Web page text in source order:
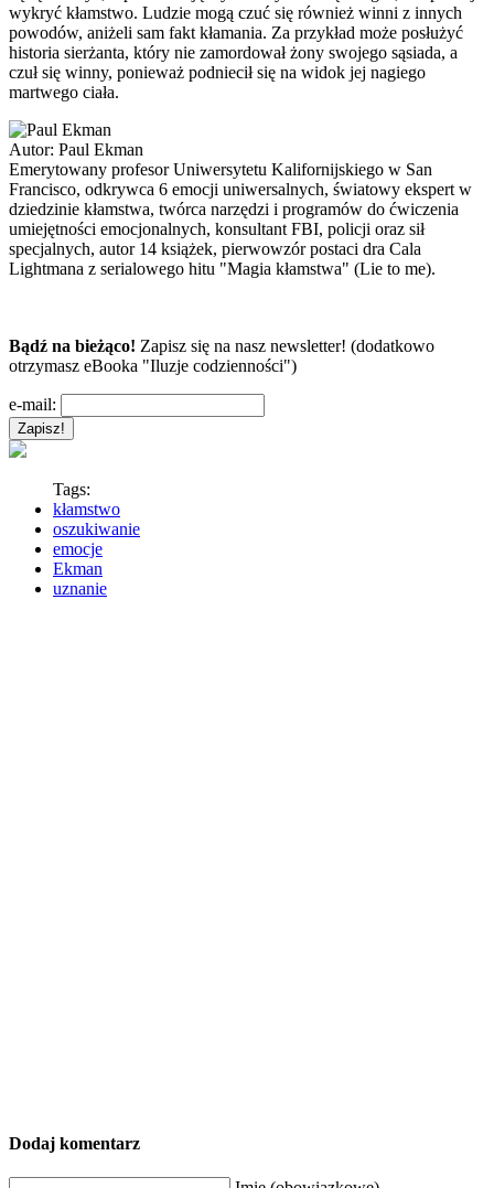
wykryć kłamstwo. Ludzie mogą czuć się również winni z innych
powodów, aniżeli sam fakt kłamania. Za przykład może posłużyć
historia sierżanta, który nie zamordował żony swojego sąsiada, a
czuł się winny, ponieważ podniecił się na widok jej nagiego
martwego ciała.
Autor: Paul Ekman
Emerytowany profesor Uniwersytetu Kalifornijskiego w San
Francisco, odkrywca 6 emocji uniwersalnych, światowy ekspert w
dziedzinie kłamstwa, twórca narzędzi i programów do ćwiczenia
umiejętności emocjonalnych, konsultant FBI, policji oraz sił
specjalnych, autor 14 książek, pierwowzór postaci dra Cala
Lightmana z serialowego hitu "Magia kłamstwa" (Lie to me).
Bądź na bieżąco! Zapisz się na nasz newsletter! (dodatkowo
otrzymasz eBooka "Iluzje codzienności")
e-mail:
Tags:
kłamstwo
oszukiwanie
emocje
Ekman
uznanie
Dodaj komentarz